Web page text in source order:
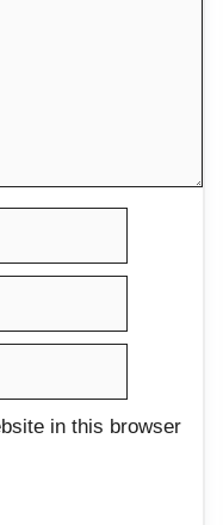
in this browser